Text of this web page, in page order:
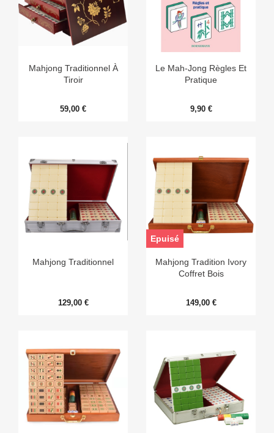
Mahjong Traditionnel À
Tiroir
59,00 €
Le Mah-Jong Règles Et
Pratique
9,90 €
Mahjong Traditionnel
129,00 €
Mahjong Tradition Ivory
Coffret Bois
149,00 €
Epuisé